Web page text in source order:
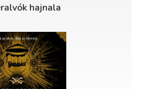
hajnala